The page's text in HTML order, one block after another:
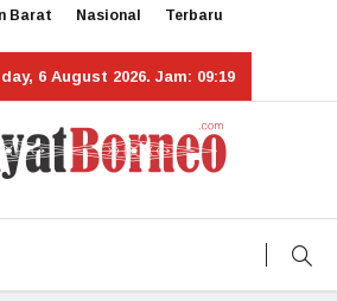
Barat Nasional Terbaru
6 August 2026. Jam: 09:19